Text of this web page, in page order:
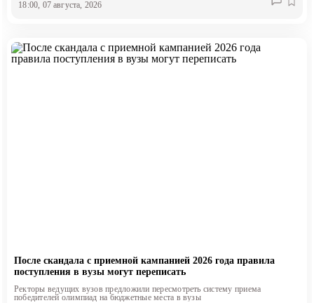
18:00, 07 августа, 2026
После скандала с приемной кампанией 2026 года правила
поступления в вузы могут переписать
Ректоры ведущих вузов предложили пересмотреть систему приема
победителей олимпиад на бюджетные места в вузы